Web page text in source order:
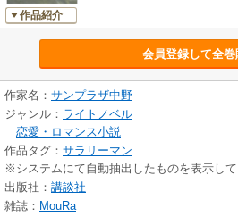
作品紹介
会員登録して全巻
作家名： サンプラザ中野
ジャンル： ライトノベル
恋愛・ロマンス小説
作品タグ： サラリーマン
※システムにて自動抽出したものを表示し
出版社： 講談社
雑誌： MouRa